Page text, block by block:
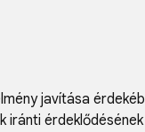
javítása
iránti